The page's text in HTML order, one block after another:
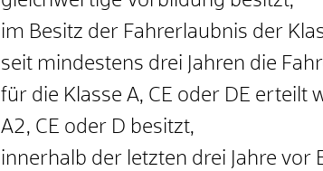
im Besitz der Fahrerlaubnis der
seit mindestens drei Jahren die
für die Klasse A, CE oder DE erteilt
A2, CE oder D besitzt,
innerhalb der letzten drei Jahre